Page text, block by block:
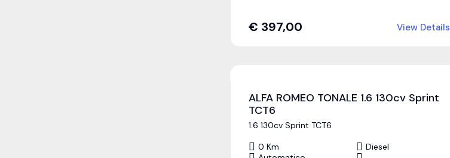
€ 397,00 View Details
ALFA ROMEO TONALE 1.6 130cv Sprint
TCT6
1.6 130cv Sprint TCT6
0 Km
Diesel